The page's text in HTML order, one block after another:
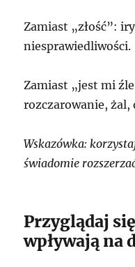
Zamiast „złość”:
niesprawiedliwości.
Zamiast „jest mi
rozczarowanie,
Wskazówka:
świadomie
Przyglądaj
wpływają na